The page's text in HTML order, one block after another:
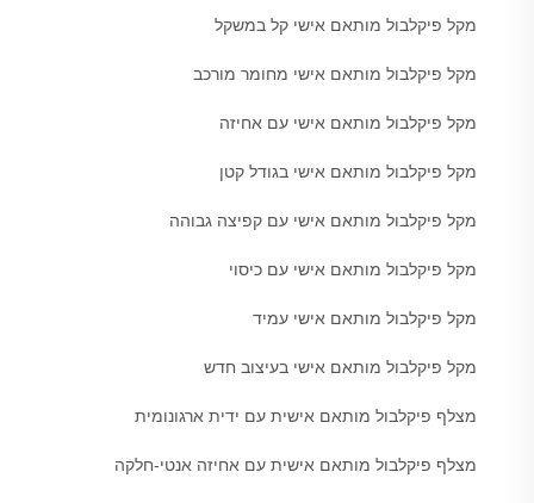
מקל פיקלבול מותאם אישי קל במשקל
מקל פיקלבול מותאם אישי מחומר מורכב
מקל פיקלבול מותאם אישי עם אחיזה
מקל פיקלבול מותאם אישי בגודל קטן
מקל פיקלבול מותאם אישי עם קפיצה גבוהה
מקל פיקלבול מותאם אישי עם כיסוי
מקל פיקלבול מותאם אישי עמיד
מקל פיקלבול מותאם אישי בעיצוב חדש
מצלף פיקלבול מותאם אישית עם ידית ארגונומית
מצלף פיקלבול מותאם אישית עם אחיזה אנטי-חלקה